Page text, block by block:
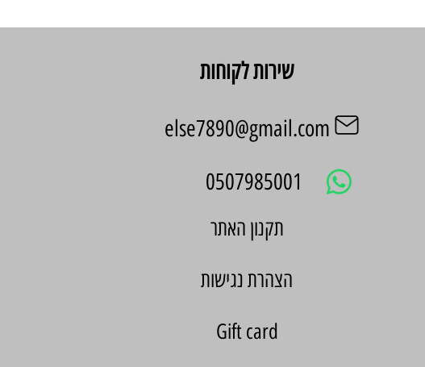
שירות לקוחות
else7890@gmail.com
0507985001
הצהרת נגישות
Gift card